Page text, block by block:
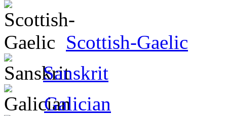
Scottish-Gaelic
Sanskrit
Galician